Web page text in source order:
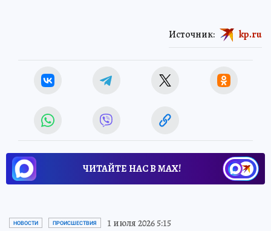
Источник: kp.ru
ЧИТАЙТЕ НАС В МАХ!
НОВОСТИ ПРОИСШЕСТВИЯ 1 июля 2026 5:15